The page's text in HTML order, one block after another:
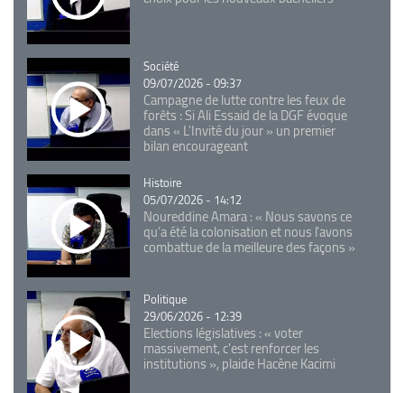
Catégorie
Société
09/07/2026 - 09:37
Campagne de lutte contre les feux de
forêts : Si Ali Essaid de la DGF évoque
dans « L'Invité du jour » un premier
bilan encourageant
Catégorie
Histoire
05/07/2026 - 14:12
Noureddine Amara : « Nous savons ce
qu’a été la colonisation et nous l’avons
combattue de la meilleure des façons »
Catégorie
Politique
29/06/2026 - 12:39
Elections législatives : « voter
massivement, c'est renforcer les
institutions », plaide Hacène Kacimi